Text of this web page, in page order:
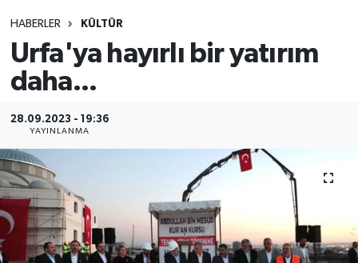
HABERLER KÜLTÜR
Urfa'ya hayırlı bir yatırım
daha...
28.09.2023 - 19:36
YAYINLANMA
Gündem
Kültür
Magazin
Tüm Manşetler
Son Dakika Haberleri
Haber Arşivi